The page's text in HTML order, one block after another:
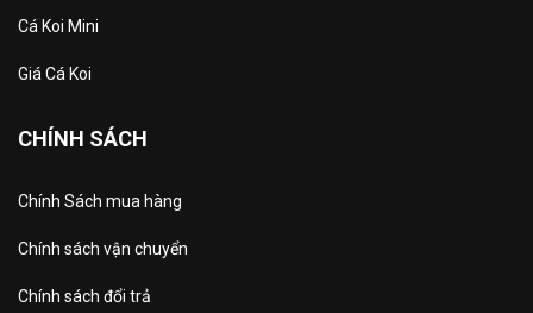
Cá Koi Mini
Giá Cá Koi
CHÍNH SÁCH
Chính Sách mua hàng
Chính sách vận chuyển
Chính sách đổi trả